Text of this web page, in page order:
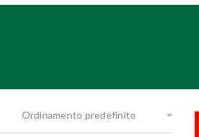
Ordinamento predefinito